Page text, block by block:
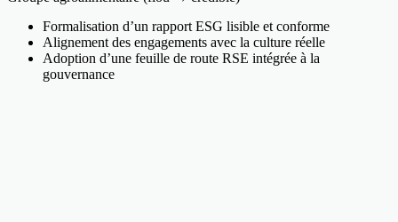
Formalisation d’un rapport ESG lisible et conforme
Alignement des engagements avec la culture réelle
Adoption d’une feuille de route RSE intégrée à la
gouvernance